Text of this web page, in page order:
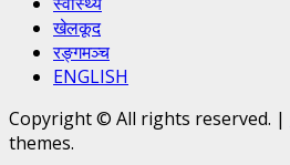
खेलकूद
रङ्गमञ्च
ENGLISH
Copyright © All rights reserved. |
themes.